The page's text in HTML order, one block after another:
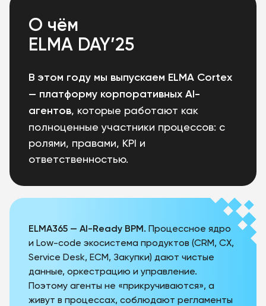
О чём
ELMA DAY’25
В этом году мы выпускаем ELMA Cortex
— платформу корпоративных AI-
агентов, которые работают как
полноценные участники процессов: с
ролями, правами, KPI и
ответственностью.
ELMA365 — AI-Ready BPM. Процессное ядро
и Low-code экосистема продуктов (CRM, CX,
Service Desk, ECM, Закупки) дают чистые
данные, оркестрацию и управление.
Поэтому агенты не «прикручиваются», а
живут в процессах, соблюдают регламенты